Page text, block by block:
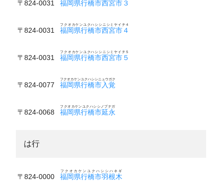
〒824-0031 福岡県行橋市西宮市３
〒824-0031 福岡県行橋市西宮市４
フクオカケンユクハシシニシミヤイチ４
〒824-0031 福岡県行橋市西宮市５
フクオカケンユクハシシニシミヤイチ５
〒824-0077 福岡県行橋市入覚
フクオカケンユクハシシニュウガク
〒824-0068 福岡県行橋市延永
フクオカケンユクハシシノブナガ
は行
〒824-0000 福岡県行橋市羽根木
フクオカケンユクハシシハネギ